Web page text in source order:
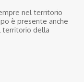
nel territorio
è presente anche
territorio della